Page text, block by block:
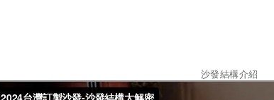
沙發結構介紹